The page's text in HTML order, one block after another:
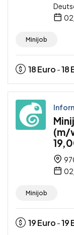
Minijob
18Euro -18
(m/
Minijob
19Euro -19